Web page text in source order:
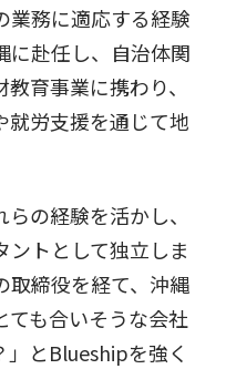
業務に適応する経験
に赴任し、自治体関
育事業に携わり、
就労支援を通じて地
の経験を活かし、
ントとして独立しま
取締役を経て、沖縄
ても合いそうな会社
とBlueshipを強く